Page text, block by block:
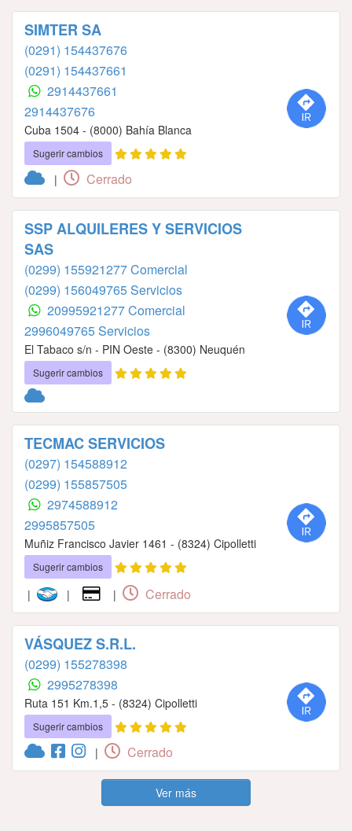
SIMTER SA
(0291) 154437676
(0291) 154437661
2914437661
2914437676
Cuba 1504 - (8000) Bahía Blanca
Sugerir cambios
| Cerrado
SSP ALQUILERES Y SERVICIOS
SAS
(0299) 155921277 Comercial
(0299) 156049765 Servicios
20995921277 Comercial
2996049765 Servicios
El Tabaco s/n - PIN Oeste - (8300) Neuquén
Sugerir cambios
TECMAC SERVICIOS
(0297) 154588912
(0299) 155857505
2974588912
2995857505
Muñiz Francisco Javier 1461 - (8324) Cipolletti
Sugerir cambios
| | | Cerrado
VÁSQUEZ S.R.L.
(0299) 155278398
2995278398
Ruta 151 Km.1,5 - (8324) Cipolletti
Sugerir cambios
| Cerrado
Ver más